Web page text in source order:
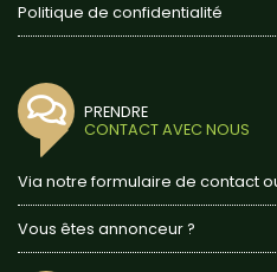
Politique de confidentialité
PRENDRE
CONTACT AVEC NOUS
Via notre formulaire de contact
Vous êtes annonceur ?